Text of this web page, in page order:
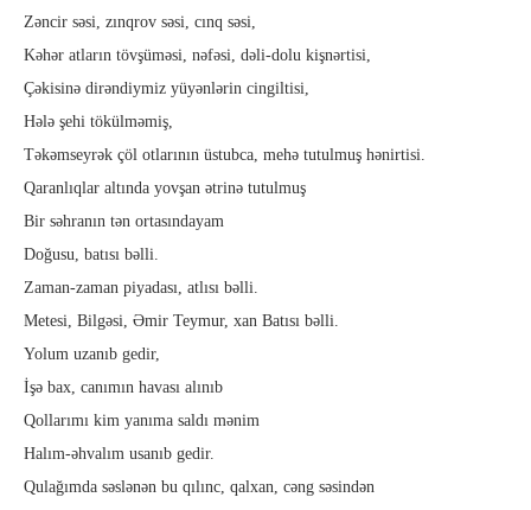
Zəncir səsi, zınqrov səsi, cınq səsi,
Kəhər atların tövşüməsi, nəfəsi, dəli-dolu kişnərtisi,
Çəkisinə dirəndiymiz yüyənlərin cingiltisi,
Hələ şehi tökülməmiş,
Təkəmseyrək çöl otlarının üstubca, mehə tutulmuş hənirtisi.
Qaranlıqlar altında yovşan ətrinə tutulmuş
Bir səhranın tən ortasındayam
Doğusu, batısı bəlli.
Zaman-zaman piyadası, atlısı bəlli.
Metesi, Bilgəsi, Əmir Teymur, xan Batısı bəlli.
Yolum uzanıb gedir,
İşə bax, canımın havası alınıb
Qollarımı kim yanıma saldı mənim
Halım-əhvalım usanıb gedir.
Qulağımda səslənən bu qılınc, qalxan, cəng səsindən